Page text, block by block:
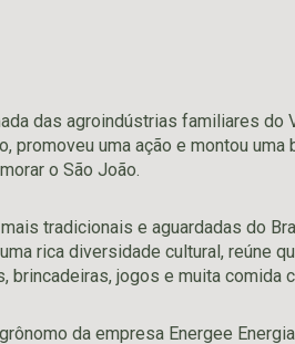
das agroindústrias familiares do
promoveu uma ação e montou uma
o São João.
tradicionais e aguardadas do
rica diversidade cultural, reúne
jogos e muita comida
da empresa Energee